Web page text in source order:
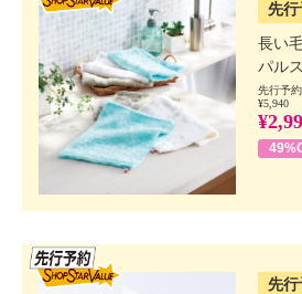
先行
長い
パル
先行予
¥5,940
先行